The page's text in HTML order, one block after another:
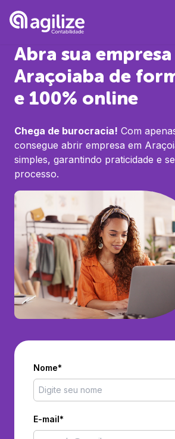
Abra sua
Araçoiaba de
e 100% online
Chega de burocracia! Com
consegue abrir empresa em
simples, garantindo praticidade e
processo.
Nome*
E-mail*